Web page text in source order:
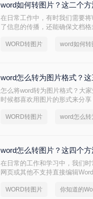
word如何转图片？这二个方
在日常工作中，有时我们需要
了信息的传播，还能确保文档
WORD转图片 word如何转
word怎么转为图片格式？这
怎么将word转为图片格式？大
时候都喜欢用图片的形式来分
的方法，那么word怎么转为图
WORD转图片 word怎么转
word怎么转图片？这四个方
在日常的工作和学习中，我们
网页或其他不支持直接编辑
换。
WORD转图片